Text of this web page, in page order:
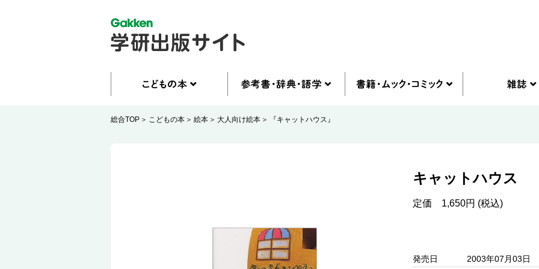
総合TOP こどもの本 絵本 大人向け絵本 『キャットハウス』
キャットハウス
定価 1,650円 (税込)
発売日 2003年07月03日